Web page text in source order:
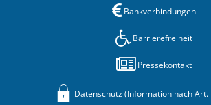
Bankverbindungen
Barrierefreiheit
Pressekontakt
Datenschutz (Information nach Art.